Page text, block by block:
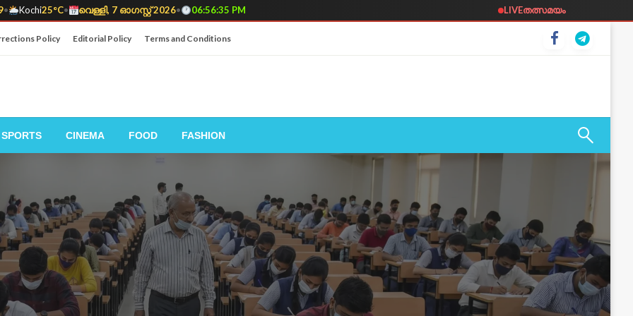
• Kochi25°C• വെള്ളി, 7 ഓഗസ്റ്റ് 2026• 06:56:36 PM LIVEതത്സമയം
Policy Editorial Policy Terms and Conditions
SPORTS CINEMA FOOD FASHION